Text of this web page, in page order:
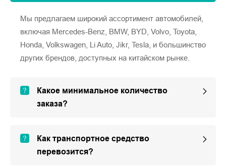
Мы предлагаем широкий ассортимент автомобилей,
включая Mercedes-Benz, BMW, BYD, Volvo, Toyota,
Honda, Volkswagen, Li Auto, Jikr, Tesla, и большинство
других брендов, доступных на китайском рынке.
Какое минимальное количество
заказа?
Как транспортное средство
перевозится?